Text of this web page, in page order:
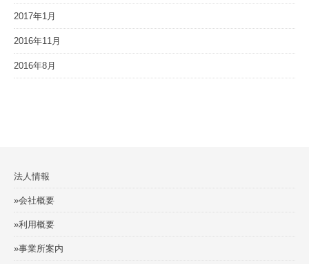
2017年1月
2016年11月
2016年8月
法人情報
»会社概要
»利用概要
»事業所案内